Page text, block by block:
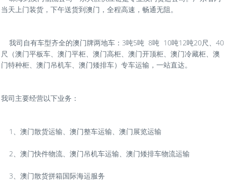
当天上门装货，下午送货到澳门，全程高速，畅通无阻。
我司自有车型齐全的澳门牌两地车：3吨5吨 8吨 10吨12吨20尺、40
尺（澳门平板车、澳门平柜、澳门高柜、澳门开顶柜、澳门冷藏柜、澳
门特种柜、澳门吊机车、澳门矮排车）专车运输，一站直达。
我司主要经营以下业务：
1、澳门散货运输、澳门整车运输、澳门展览运输
2、澳门快件物流、澳门吊机车运输、澳门矮排车物流运输
3、澳门散货拼箱国际海运服务